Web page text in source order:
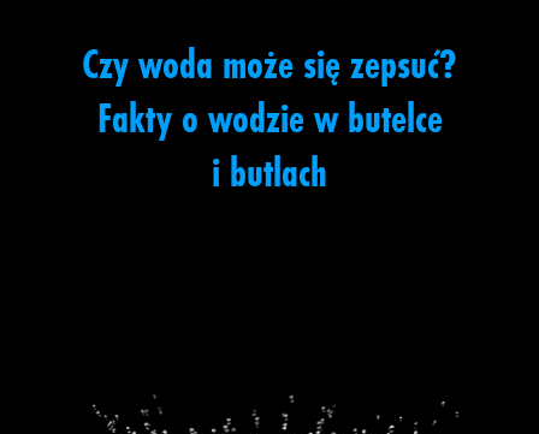
Czy woda może się zepsuć?
Fakty o wodzie w butelce
i butlach